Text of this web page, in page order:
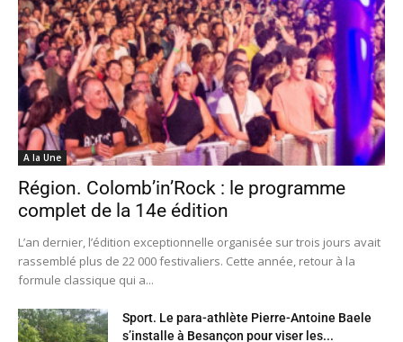
A la Une
Région. Colomb’in’Rock : le programme
complet de la 14e édition
L’an dernier, l’édition exceptionnelle organisée sur trois jours avait
rassemblé plus de 22 000 festivaliers. Cette année, retour à la
formule classique qui a...
Sport. Le para-athlète Pierre-Antoine Baele
s’installe à Besançon pour viser les...